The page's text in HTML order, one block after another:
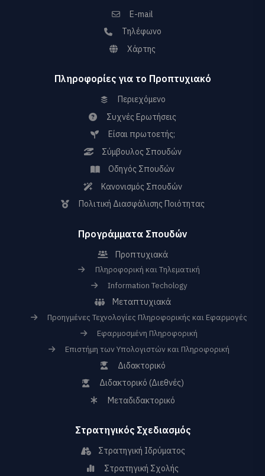
E-mail
Τηλέφωνο
Χάρτης
Πληροφορίες για το Προπτυχιακό
Περιεχόμενο
Συχνές Ερωτήσεις
Είσαι πρωτοετής;
Σύμβουλος Σπουδών
Οδηγός Σπουδών
Κανονισμός Σπουδών
Πολιτική Διασφάλισης Ποιότητας
Προγράμματα Σπουδών
Προπτυχιακά
Πληροφορική και Τηλεματική
Information Techology
Μεταπτυχιακά
Προηγμένες Τεχνολογίες Πληροφορικής και Εφαρμογές
Εφαρμοσμένη Πληροφορική
Επιστήμη των Υπολογιστών και Πληροφορική
Διδακτορικό
Διδακτορικό (Διεθνές)
Μεταδιδακτορικό
Στρατηγικός Σχεδιασμός
Στρατηγική Ιδρύματος
Στρατηγική Σχολής